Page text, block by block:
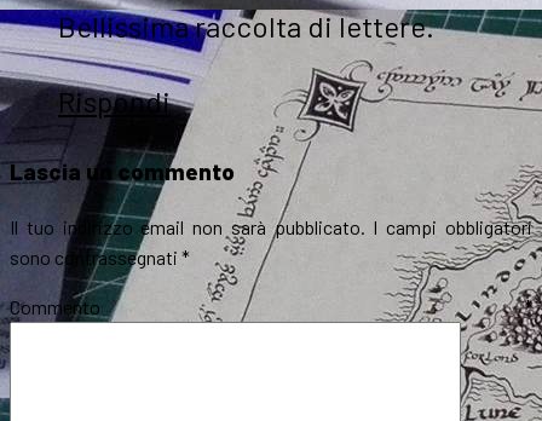
Bellissima raccolta di lettere.
Rispondi
Lascia un commento
Il tuo indirizzo email non sarà pubblicato. I campi obbligatori
sono contrassegnati *
Commento*